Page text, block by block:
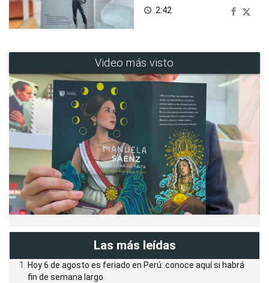
access_time 2:42
Video más visto
Las más leídas
Hoy 6 de agosto es feriado en Perú: conoce aquí si habrá
fin de semana largo